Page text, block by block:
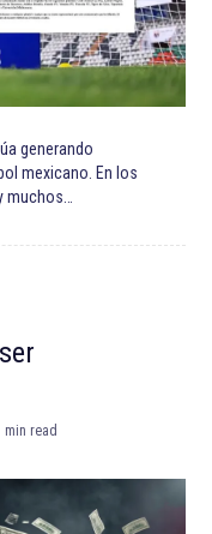
generando
mexicano. En los
min read